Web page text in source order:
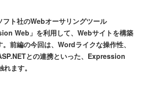
ト社のWebオーサリングツール
Web」を利用して、Webサイトを構築
前編の今回は、Wordライクな操作性、
との連携といった、Expression
ます。